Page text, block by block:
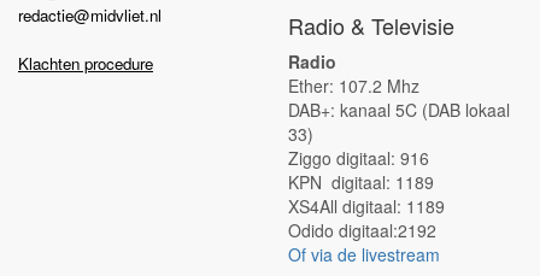
redactie@midvliet.nl
Klachten procedure
Radio & Televisie
Radio
Ether: 107.2 Mhz
DAB+: kanaal 5C (DAB lokaal
33)
Ziggo digitaal: 916
KPN digitaal: 1189
XS4All digitaal: 1189
Odido digitaal:2192
Of via de livestream